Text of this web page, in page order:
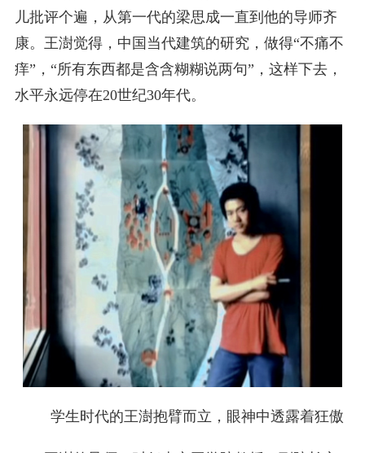
儿批评个遍，从第一代的梁思成一直到他的导师齐
康。王澍觉得，中国当代建筑的研究，做得“不痛不
痒”，“所有东西都是含含糊糊说两句”，这样下去，
水平永远停在20世纪30年代。
学生时代的王澍抱臂而立，眼神中透露着狂傲